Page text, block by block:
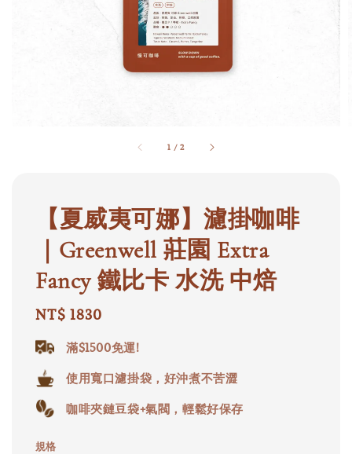
1 /2
【夏威夷可娜】濾掛咖啡
｜Greenwell 莊園 Extra
Fancy 鐵比卡 水洗 中焙
Regular
price
NT$ 1830
滿$1500免運!
使用寬口濾掛袋，好沖煮不苦澀
咖啡夾鏈豆袋+氣閥，輕鬆好保存
規格